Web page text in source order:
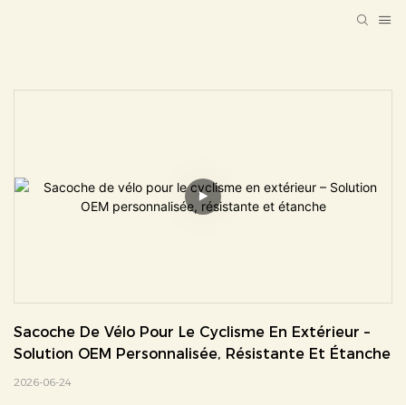
Sacoche De Vélo Pour Le Cyclisme En Extérieur –
Solution OEM Personnalisée, Résistante Et Étanche
2026-06-24